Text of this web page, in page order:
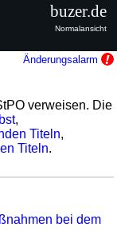
Änderungsalarm
verweisen. Die
,
Titeln,
Titeln.
bei dem
buzer.de
Normalansicht